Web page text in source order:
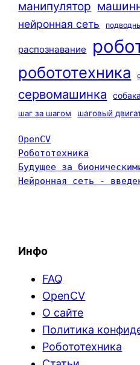
манипулятор
нейронная сеть
распознавание
робототехника
сервомашинка собака
шаг за шагом шаговый
OpenCV
Робототехника
Будущее за
Нейронная сеть -
Инфо
FAQ
OpenCV
О сайте
Политика
Робототехника